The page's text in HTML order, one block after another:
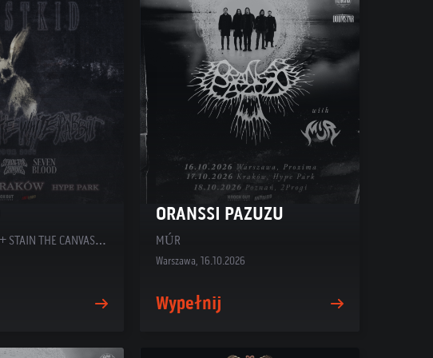
DROPOUT KINGS + STAIN THE CANVAS + SEVEN BLOOD
ORANSSI PAZUZU
MÚR
Warszawa, 16.10.2026
Wypełnij